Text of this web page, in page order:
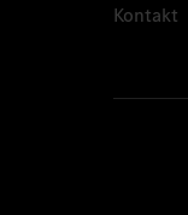
Kontakt